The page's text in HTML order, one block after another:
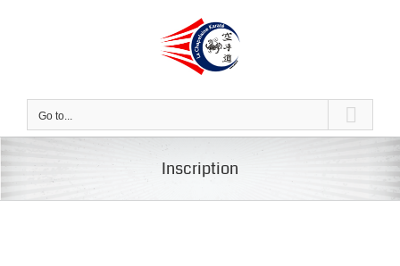
Go to...
Inscription